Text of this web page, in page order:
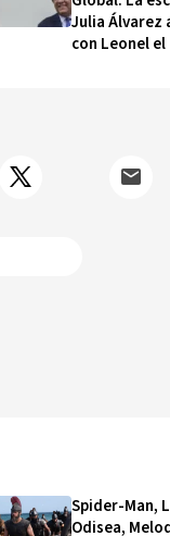
Julia Álvarez
con Leonel
Spider-Man,
Odisea,